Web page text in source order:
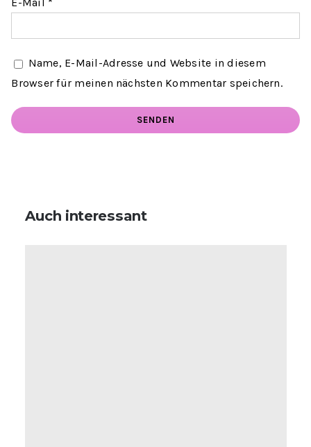
Name, E-Mail-Adresse und Website in diesem
Browser für meinen nächsten Kommentar speichern.
Auch interessant